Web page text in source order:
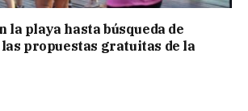
la playa hasta búsqueda de
propuestas gratuitas de la